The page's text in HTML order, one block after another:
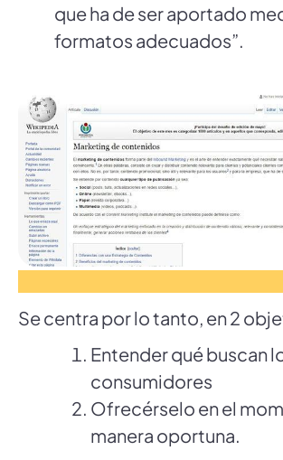
que ha de ser aportado
formatos adecuados”.
Se centra por lo tanto, en 2
Entender qué buscan
consumidores
Ofrecérselo en el
manera oportuna.